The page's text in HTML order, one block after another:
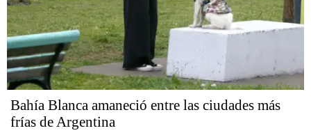
Bahía Blanca amaneció entre las ciudades más
frías de Argentina